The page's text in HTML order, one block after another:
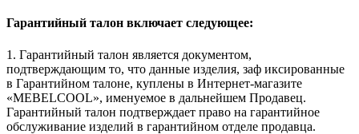
Гарантийный талон включает следующее:
1. Гарантийный талон является документом,
подтверждающим то, что данные изделия, заф иксированные
в Гарантийном талоне, куплены в Интернет-магазите
«MEBELCOOL», именуемое в дальнейшем Продавец.
Гарантийный талон подтверждает право на гарантийное
обслуживание изделий в гарантийном отделе продавца.